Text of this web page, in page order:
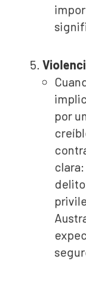
por